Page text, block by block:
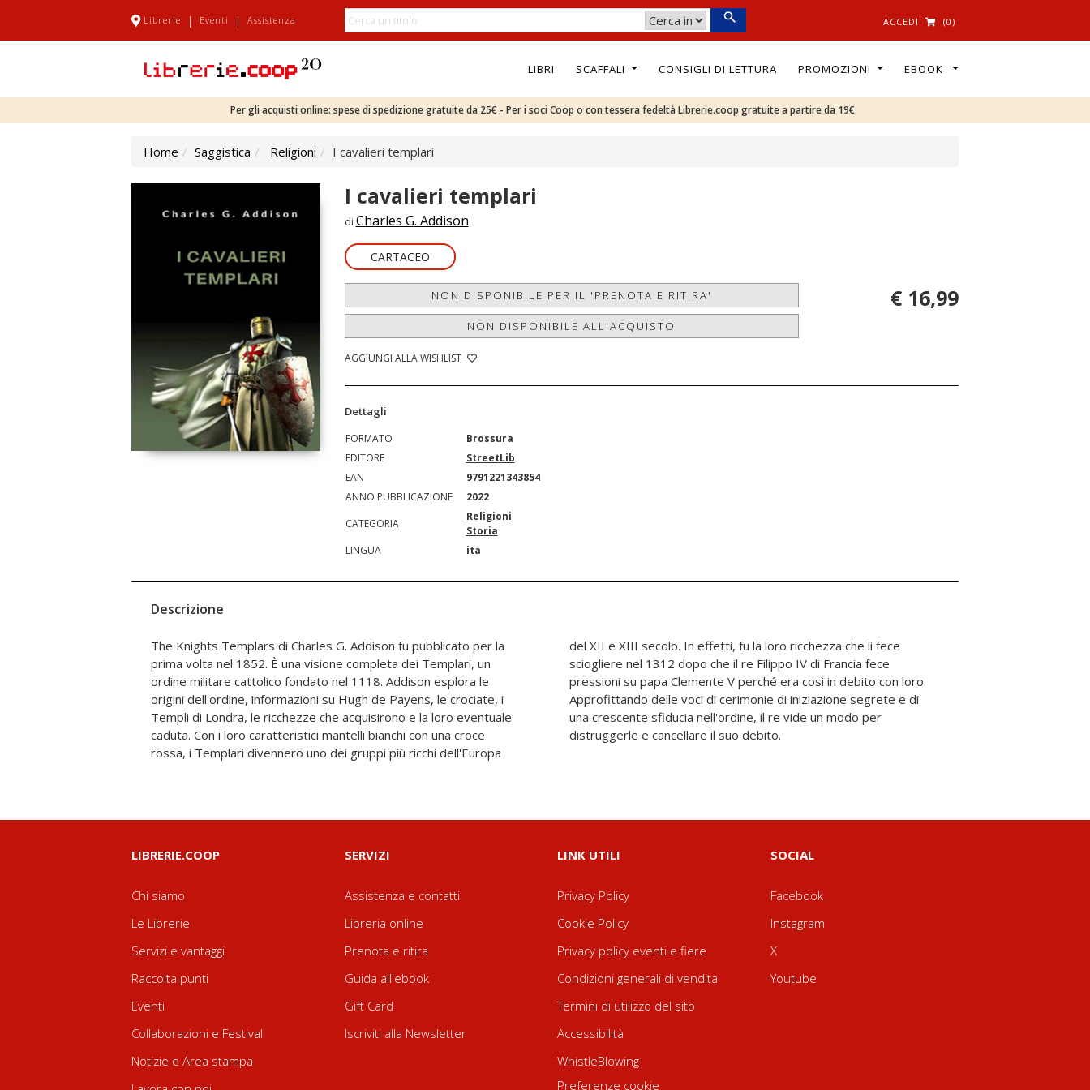
Librerie | Eventi | Assistenza ACCEDI (0)
LIBRI SCAFFALI CONSIGLI DI LETTURA PROMOZIONI EBOOK
Per gli acquisti online: spese di spedizione gratuite da 25€ - Per i soci Coop o con tessera fedeltà Librerie.coop gratuite a partire da 19€.
Home Saggistica Religioni I cavalieri templari
I cavalieri templari
di Charles G. Addison
CARTACEO
NON DISPONIBILE PER IL 'PRENOTA E RITIRA'
NON DISPONIBILE ALL'ACQUISTO
AGGIUNGI ALLA WISHLIST
€ 16,99
Dettagli
FORMATO
Brossura
EDITORE
StreetLib
EAN
9791221343854
ANNO PUBBLICAZIONE
2022
CATEGORIA
Religioni
Storia
LINGUA
ita
Descrizione
The Knights Templars di Charles G. Addison fu pubblicato per la
prima volta nel 1852. È una visione completa dei Templari, un
ordine militare cattolico fondato nel 1118. Addison esplora le
origini dell'ordine, informazioni su Hugh de Payens, le crociate, i
Templi di Londra, le ricchezze che acquisirono e la loro eventuale
caduta. Con i loro caratteristici mantelli bianchi con una croce
rossa, i Templari divennero uno dei gruppi più ricchi dell'Europa
del XII e XIII secolo. In effetti, fu la loro ricchezza che li fece
sciogliere nel 1312 dopo che il re Filippo IV di Francia fece
pressioni su papa Clemente V perché era così in debito con loro.
Approfittando delle voci di cerimonie di iniziazione segrete e di
una crescente sfiducia nell'ordine, il re vide un modo per
distruggerle e cancellare il suo debito.
LIBRERIE.COOP
Chi siamo
Le Librerie
Servizi e vantaggi
Raccolta punti
Eventi
Collaborazioni e Festival
Notizie e Area stampa
SERVIZI
Assistenza e contatti
Libreria online
Prenota e ritira
Guida all'ebook
Gift Card
Iscriviti alla Newsletter
LINK UTILI
Privacy Policy
Cookie Policy
Privacy policy eventi e fiere
Condizioni generali di vendita
Termini di utilizzo del sito
Accessibilità
WhistleBlowing
Preferenze cookie
SOCIAL
Facebook
Instagram
X
Youtube